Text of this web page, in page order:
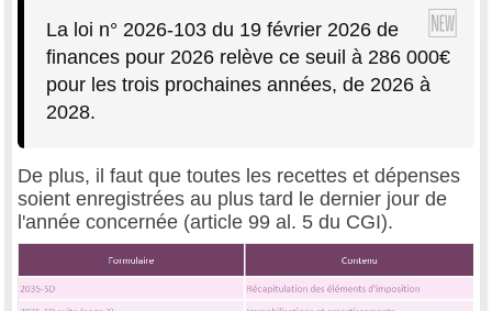
La loi n° 2026-103 du 19 février 2026 de
finances pour 2026 relève ce seuil à 286 000€
pour les trois prochaines années, de 2026 à
2028.
De plus, il faut que toutes les recettes et dépenses
soient enregistrées au plus tard le dernier jour de
l'année concernée (article 99 al. 5 du CGI).